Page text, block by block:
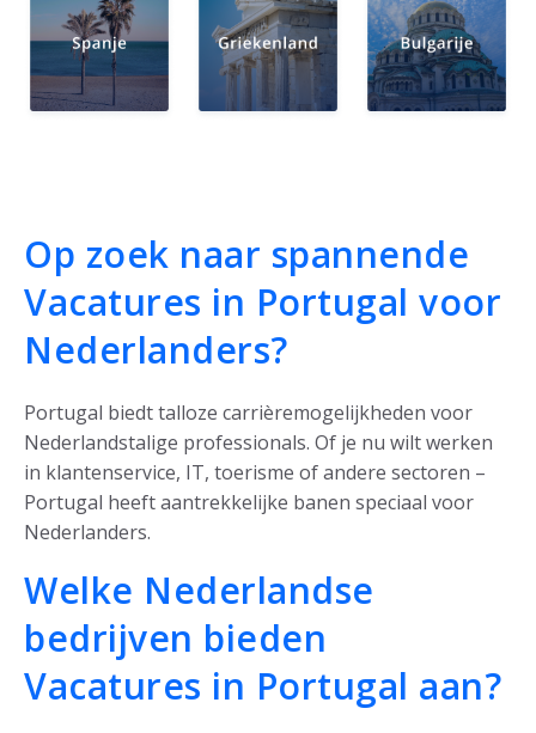
Op zoek naar spannende
Vacatures in Portugal voor
Nederlanders?
Portugal biedt talloze carrièremogelijkheden voor
Nederlandstalige professionals. Of je nu wilt werken
in klantenservice, IT, toerisme of andere sectoren –
Portugal heeft aantrekkelijke banen speciaal voor
Nederlanders.
Welke Nederlandse
bedrijven bieden
Vacatures in Portugal aan?